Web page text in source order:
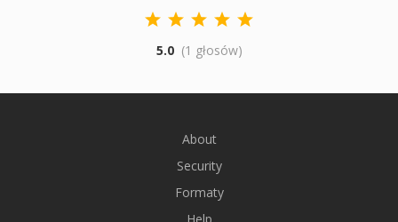
5.0 (1 głosów)
About
Security
Formaty